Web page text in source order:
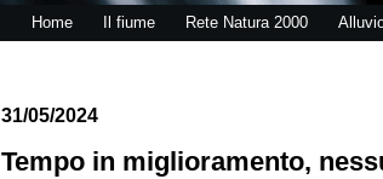
Home Il fiume Rete Natura 2000
31/05/2024
Tempo in miglioramento,